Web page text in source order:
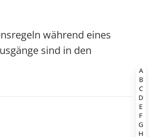
während eines
sind in den
A
B
C
D
E
F
G
H